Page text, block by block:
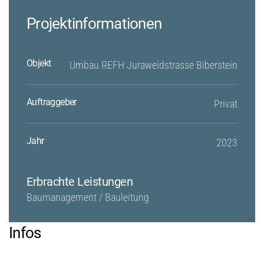
Projektinformationen
Objekt Umbau REFH Juraweidstrasse Biberstein
Auftraggeber Privat
Jahr 2023
Erbrachte Leistungen
Baumanagement / Bauleitung
Infos